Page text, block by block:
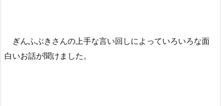
ぎんふぶきさんの上手な言い回しによっていろいろな面
白いお話が聞けました。